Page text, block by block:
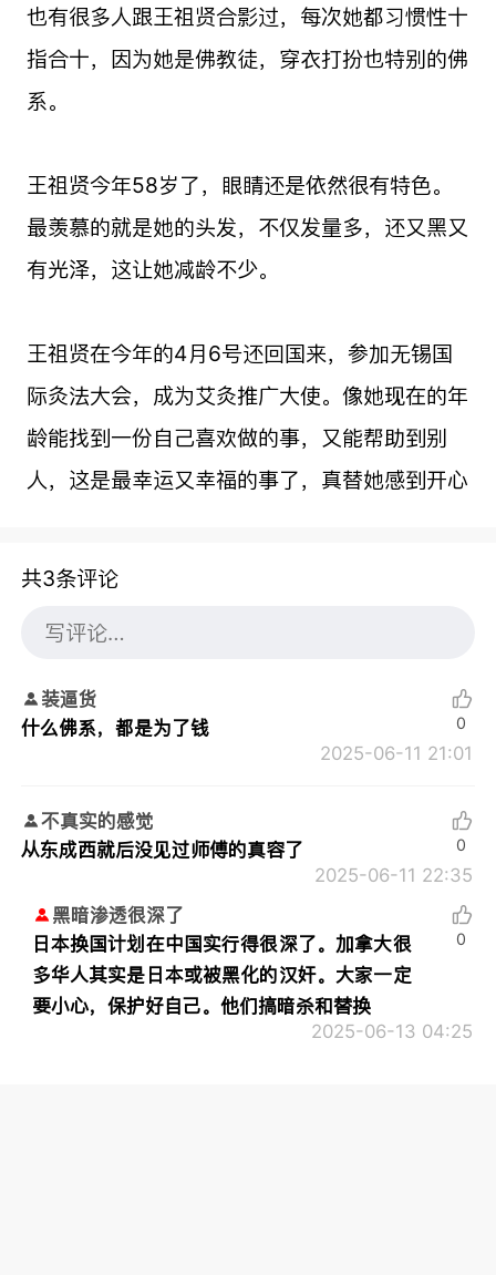
也有很多人跟王祖贤合影过，每次她都习惯性十
指合十，因为她是佛教徒，穿衣打扮也特别的佛
系。
王祖贤今年58岁了，眼睛还是依然很有特色。
最羡慕的就是她的头发，不仅发量多，还又黑又
有光泽，这让她减龄不少。
王祖贤在今年的4月6号还回国来，参加无锡国
际灸法大会，成为艾灸推广大使。像她现在的年
龄能找到一份自己喜欢做的事，又能帮助到别
人，这是最幸运又幸福的事了，真替她感到开心
共3条评论
装逼货
什么佛系，都是为了钱
2025-06-11 21:01
0
不真实的感觉
从东成西就后没见过师傅的真容了
2025-06-11 22:35
0
黑暗渗透很深了
日本换国计划在中国实行得很深了。加拿大很
多华人其实是日本或被黑化的汉奸。大家一定
要小心，保护好自己。他们搞暗杀和替换
2025-06-13 04:25
0